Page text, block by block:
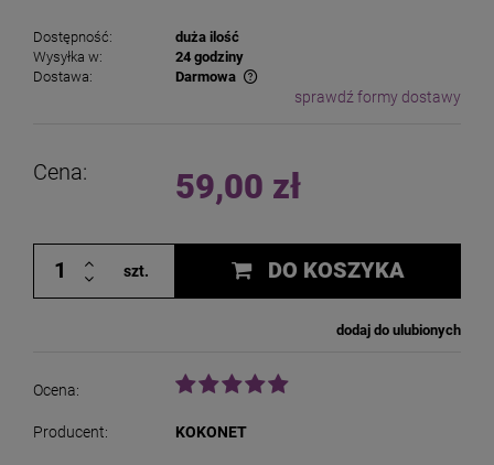
Dostępność:
duża ilość
Wysyłka w:
24 godziny
Dostawa:
Darmowa
Cena nie zawiera ewentualnych kosztów płatnościsprawdź formy dostawy
Cena: 59,00 zł
szt. DO KOSZYKA
dodaj do ulubionych
Ocena:
Producent: KOKONET